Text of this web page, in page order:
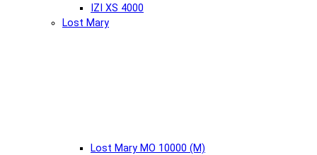
IZI XS 4000
Lost Mary
Lost Mary MO 10000 (М)